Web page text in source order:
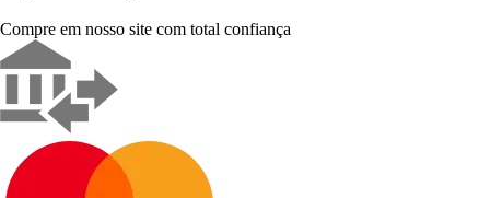
Compre em nosso site com total confiança